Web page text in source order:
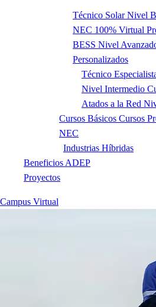
Técnico SolarNivel
NEC 100% Virtual
BESS Nivel
Personalizados
Técnico
Nivel Intermedio
Atados a la Red
Cursos Básicos Cursos
NEC
Industrias Híbridas
Beneficios ADEP
Proyectos
Campus Virtual